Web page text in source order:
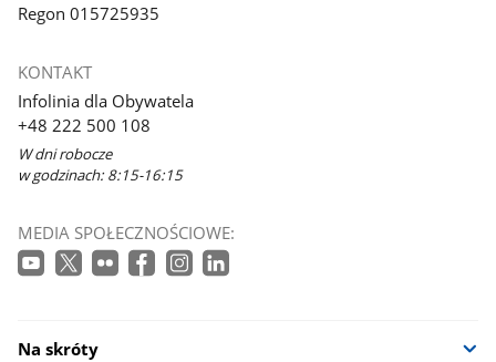
Regon 015725935
KONTAKT
Infolinia dla Obywatela
+48 222 500 108
W dni robocze
w godzinach: 8:15-16:15
MEDIA SPOŁECZNOŚCIOWE:
Na skróty